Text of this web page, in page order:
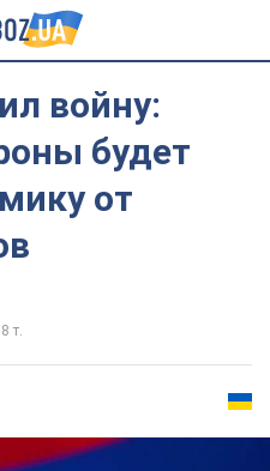
войну:
будет
от
т.